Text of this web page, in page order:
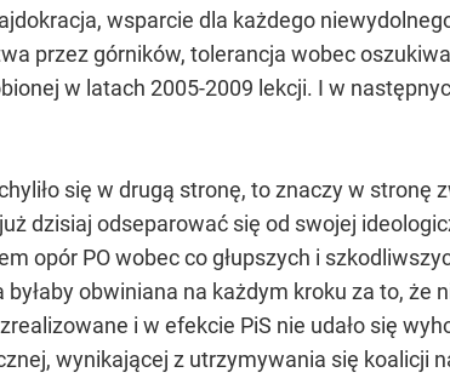
wsparcie dla każdego
przez górników, tolerancja wobec
w latach 2005-2009 lekcji. I w
się w drugą stronę, to znaczy w
dzisiaj odseparować się od swojej
opór PO wobec co głupszych i
obwiniana na każdym kroku za to, że
i w efekcie PiS nie udało się
wynikającej z utrzymywania się koalicji